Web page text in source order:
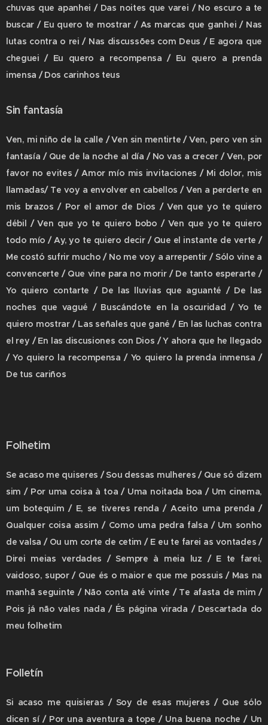
chuvas que apanhei / Das noites que varei / No escuro a te
buscar / Eu quero te mostrar / As marcas que ganhei / Nas
lutas contra o rei / Nas discussões com Deus / E agora que
cheguei / Eu quero a recompensa / Eu quero a prenda
imensa / Dos carinhos teus
Sin fantasía
Ven, mi niño de la calle / Ven sin mentirte / Ven, pero ven sin
fantasía / Que de la noche al día / No vas a crecer / Ven, por
favor no evites / Amor mío mis invitaciones / Mi dolor, mis
llamadas/ Te voy a envolver en cabellos / Ven a perderte en
mis brazos / Por el amor de Dios / Ven que yo te quiero
débil / Ven que yo te quiero bobo / Ven que yo te quiero
todo mío / Ay, yo te quiero decir / Que el instante de verte /
Me costó sufrir mucho / No me voy a arrepentir / Sólo vine a
convencerte / Que vine para no morir / De tanto esperarte /
Yo quiero contarte / De las lluvias que aguanté / De las
noches que vagué / Buscándote en la oscuridad / Yo te
quiero mostrar / Las señales que gané / En las luchas contra
el rey / En las discusiones con Dios / Y ahora que he llegado
/ Yo quiero la recompensa / Yo quiero la prenda inmensa /
De tus cariños
Folhetim
Se acaso me quiseres / Sou dessas mulheres / Que só dizem
sim / Por uma coisa à toa / Uma noitada boa / Um cinema,
um botequim / E, se tiveres renda / Aceito uma prenda /
Qualquer coisa assim / Como uma pedra falsa / Um sonho
de valsa / Ou um corte de cetim / E eu te farei as vontades /
Direi meias verdades / Sempre à meia luz / E te farei,
vaidoso, supor / Que és o maior e que me possuis / Mas na
manhã seguinte / Não conta até vinte / Te afasta de mim /
Pois já não vales nada / És página virada / Descartada do
meu folhetim
Folletín
Si acaso me quisieras / Soy de esas mujeres / Que sólo
dicen sí / Por una aventura a tope / Una buena noche / Un